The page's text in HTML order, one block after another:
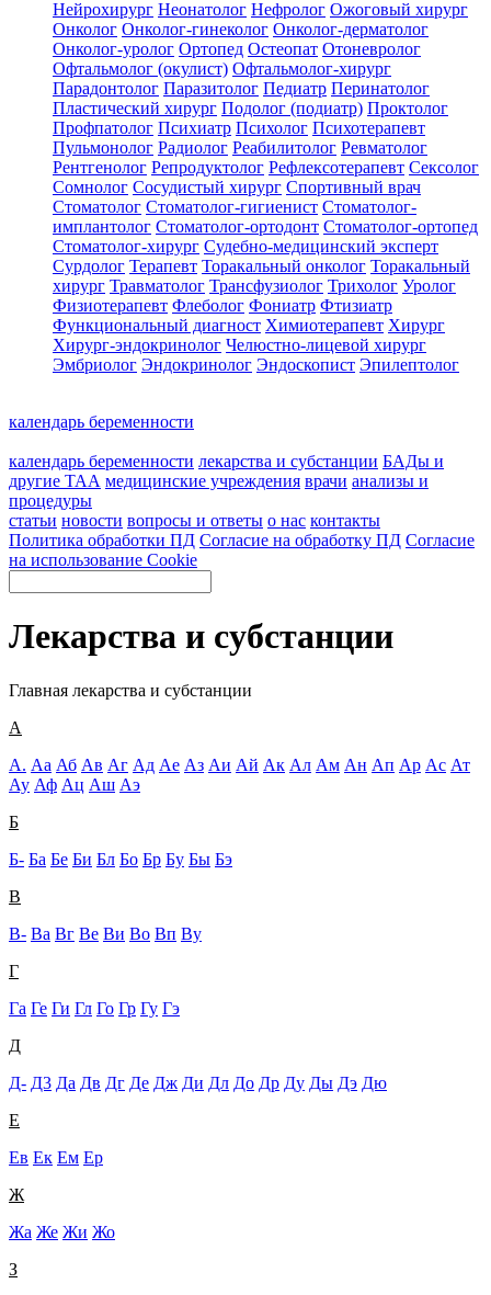
Нейрохирург Неонатолог Нефролог Ожоговый хирург
Онколог Онколог-гинеколог Онколог-дерматолог
Онколог-уролог Ортопед Остеопат Отоневролог
Офтальмолог (окулист) Офтальмолог-хирург
Парадонтолог Паразитолог Педиатр Перинатолог
Пластический хирург Подолог (подиатр) Проктолог
Профпатолог Психиатр Психолог Психотерапевт
Пульмонолог Радиолог Реабилитолог Ревматолог
Рентгенолог Репродуктолог Рефлексотерапевт Сексолог
Сомнолог Сосудистый хирург Спортивный врач
Стоматолог Стоматолог-гигиенист Стоматолог-
имплантолог Стоматолог-ортодонт Стоматолог-ортопед
Стоматолог-хирург Судебно-медицинский эксперт
Сурдолог Терапевт Торакальный онколог Торакальный
хирург Травматолог Трансфузиолог Трихолог Уролог
Физиотерапевт Флеболог Фониатр Фтизиатр
Функциональный диагност Химиотерапевт Хирург
Хирург-эндокринолог Челюстно-лицевой хирург
Эмбриолог Эндокринолог Эндоскопист Эпилептолог
календарь беременности
календарь беременности лекарства и субстанции БАДы и
другие ТАА медицинские учреждения врачи анализы и
процедуры
статьи новости вопросы и ответы о нас контакты
Политика обработки ПД Согласие на обработку ПД Согласие
на использование Cookie
Лекарства и субстанции
Главная лекарства и субстанции
А
А. Аа Аб Ав Аг Ад Ае Аз Аи Ай Ак Ал Ам Ан Ап Ар Ас Ат
Ау Аф Ац Аш Аэ
Б
Б- Ба Бе Би Бл Бо Бр Бу Бы Бэ
В
В- Ва Вг Ве Ви Во Вп Ву
Г
Га Ге Ги Гл Го Гр Гу Гэ
Д
Д- Д3 Да Дв Дг Де Дж Ди Дл До Др Ду Ды Дэ Дю
Е
Ев Ек Ем Ер
Ж
Жа Же Жи Жо
З